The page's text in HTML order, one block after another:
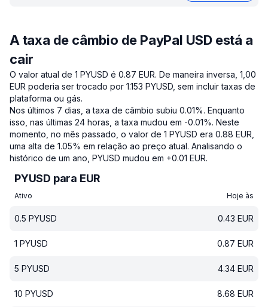
A taxa de câmbio de PayPal USD está a
cair
O valor atual de 1 PYUSD é 0.87 EUR. De maneira inversa, 1,00
EUR poderia ser trocado por 1.153 PYUSD, sem incluir taxas de
plataforma ou gás.
Nos últimos 7 dias, a taxa de câmbio subiu 0.01%. Enquanto
isso, nas últimas 24 horas, a taxa mudou em -0.01%. Neste
momento, no mês passado, o valor de 1 PYUSD era 0.88 EUR,
uma alta de 1.05% em relação ao preço atual. Analisando o
histórico de um ano, PYUSD mudou em +0.01 EUR.
PYUSD para EUR
Ativo Hoje às
0.5 PYUSD 0.43 EUR
1 PYUSD 0.87 EUR
5 PYUSD 4.34 EUR
10 PYUSD 8.68 EUR